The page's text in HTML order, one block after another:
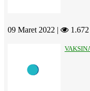
09 Maret 2022 |